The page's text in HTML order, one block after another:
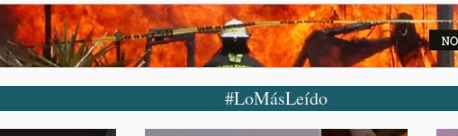
#LoMásLeído